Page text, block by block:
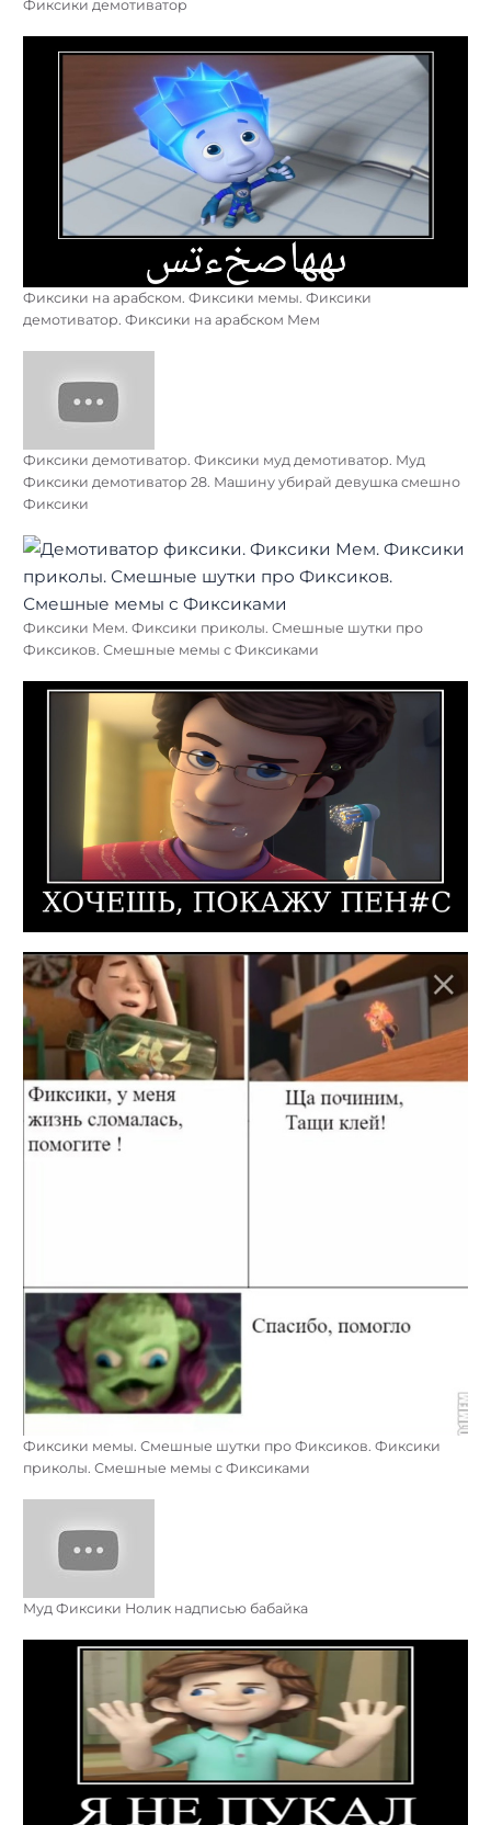
Фиксики демотиватор
Фиксики на арабском. Фиксики мемы. Фиксики
демотиватор. Фиксики на арабском Мем
Фиксики демотиватор. Фиксики муд демотиватор. Муд
Фиксики демотиватор 28. Машину убирай девушка смешно
Фиксики
Фиксики Мем. Фиксики приколы. Смешные шутки про
Фиксиков. Смешные мемы с Фиксиками
Фиксики мемы. Смешные шутки про Фиксиков. Фиксики
приколы. Смешные мемы с Фиксиками
Муд Фиксики Нолик надписью бабайка